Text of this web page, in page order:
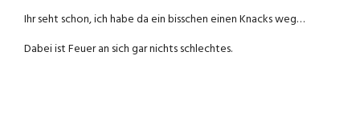
Ihr seht schon, ich habe da ein bisschen einen Knacks weg…
Dabei ist Feuer an sich gar nichts schlechtes.